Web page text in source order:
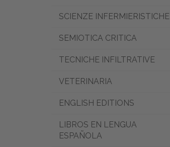
SCIENZE INFERMIERISTICHE
SEMIOTICA CRITICA
TECNICHE INFILTRATIVE
VETERINARIA
ENGLISH EDITIONS
LIBROS EN LENGUA
ESPAÑOLA